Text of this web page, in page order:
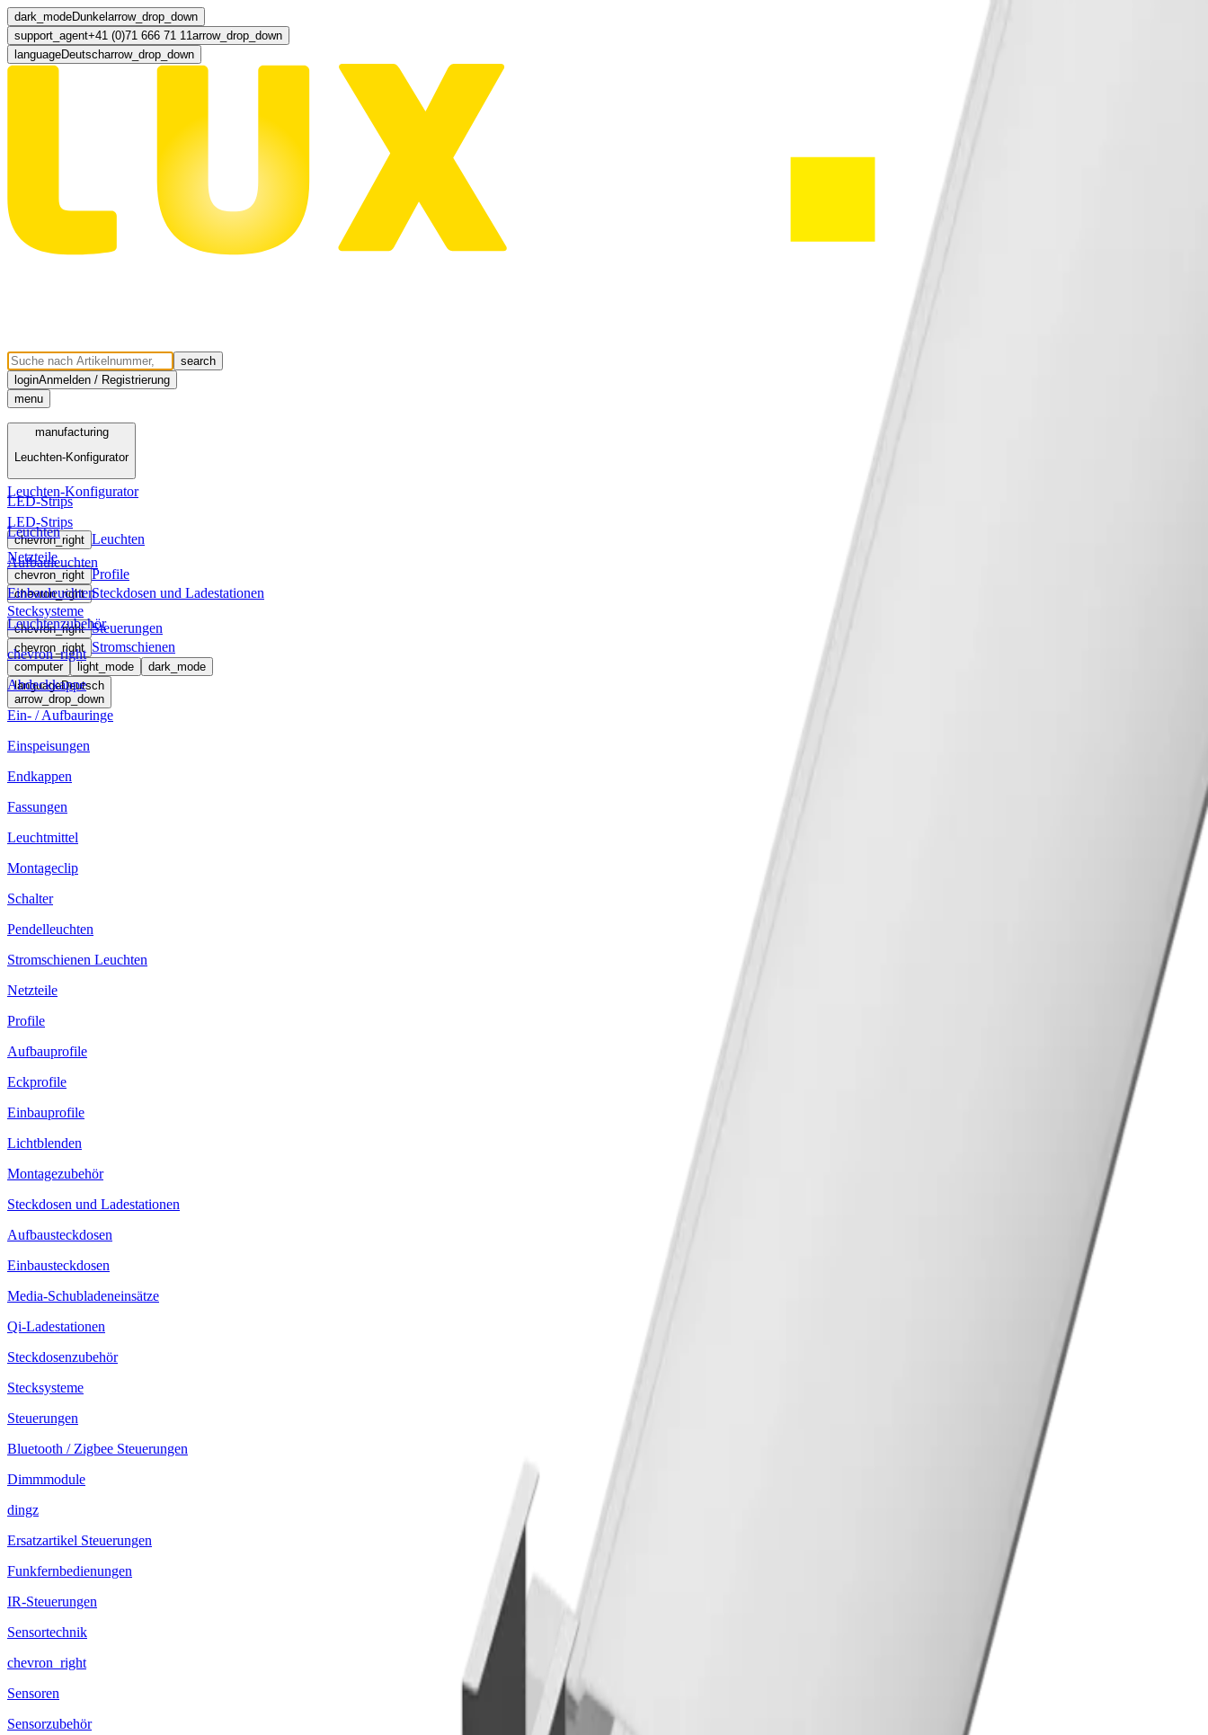
dark_modeDunkel arrow_drop_down
support_agent+41 (0)71 666 71 11arrow_drop_down
languageDeutscharrow_drop_down
search
loginAnmelden / Registrierung
menu
Menü
manufacturing
Leuchten-Konfigurator
LED-Strips
chevron_right Leuchten
Netzteile
chevron_right Profile
chevron_right Steckdosen und Ladestationen
Stecksysteme
chevron_right Steuerungen
chevron_right Stromschienen
computer light_mode
dark_mode
languageDeutsch
arrow_drop_down
manufacturing
Leuchten-Konfigurator
LED-Strips
Leuchten
Aufbauleuchten
Einbauleuchten
Leuchtenzubehör
chevron_right
Abdeckkappe
Ein- / Aufbauringe
Einspeisungen
Endkappen
Fassungen
Leuchtmittel
Montageclip
Schalter
Pendelleuchten
Stromschienen Leuchten
Netzteile
Profile
Aufbauprofile
Eckprofile
Einbauprofile
Lichtblenden
Montagezubehör
Steckdosen und Ladestationen
Aufbausteckdosen
Einbausteckdosen
Media-Schubladeneinsätze
Qi-Ladestationen
Steckdosenzubehör
Stecksysteme
Steuerungen
Bluetooth / Zigbee Steuerungen
Dimmmodule
dingz
Ersatzartikel Steuerungen
Funkfernbedienungen
IR-Steuerungen
Sensortechnik
chevron_right
Sensoren
Sensorzubehör